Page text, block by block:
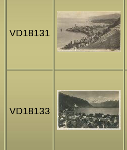
VD18131
VD18133